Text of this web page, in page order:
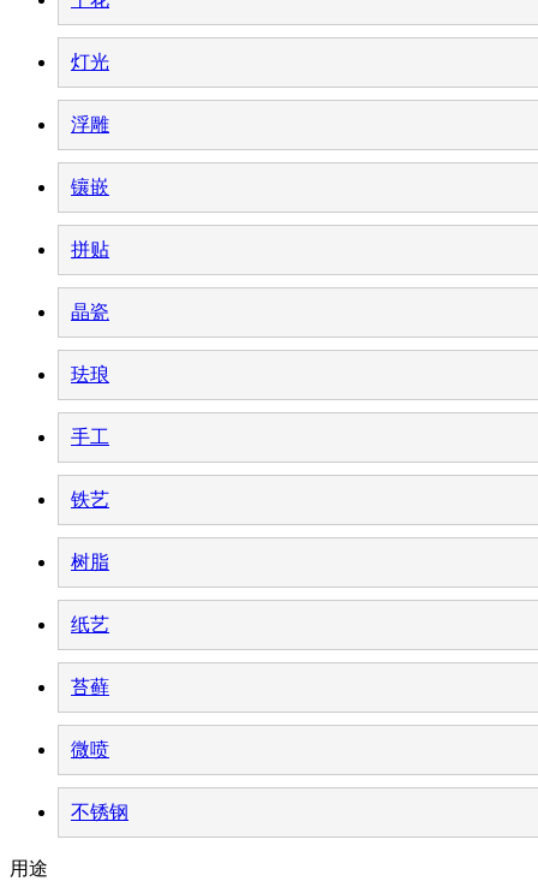
灯光
浮雕
镶嵌
拼贴
晶瓷
珐琅
手工
铁艺
树脂
纸艺
苔藓
微喷
不锈钢
用途